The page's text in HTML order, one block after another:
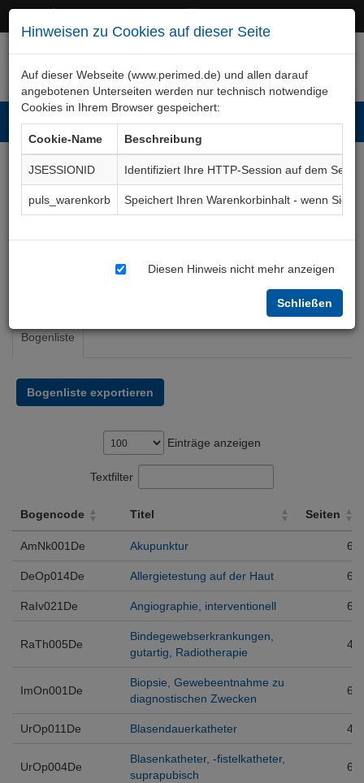
Hinweisen zu Cookies auf dieser Seite
Auf dieser Webseite (www.perimed.de) und allen darauf
angebotenen Unterseiten werden nur technisch notwendige
Cookies in Ihrem Browser gespeichert:
Cookie-Name
Beschreibung
JSESSIONID
Identifiziert Ihre HTTP-Session auf dem Server
puls_warenkorb
Speichert Ihren Warenkorbinhalt - wenn Sie
Diesen Hinweis nicht mehr anzeigen
Schließen
Interventionen Ärztliches
Bogenliste
Bogenliste exportieren
Einträge anzeigen
Textfilter
Bogencode Titel
Seiten
Bogencode
Titel
AmNk001De Akupunktur
6
DeOp014De
Allergietestung auf der Haut
6
RaIv021De
Angiographie, interventionell 6
RaTh005De
Bindegewebserkrankungen,
gutartig, Radiotherapie
4
ImOn001De
Biopsie, Gewebeentnahme zu
diagnostischen Zwecken
6
UrOp011De Blasendauerkatheter 4
UrOp004De
Blasenkatheter, -fistelkatheter,
suprapubisch
6